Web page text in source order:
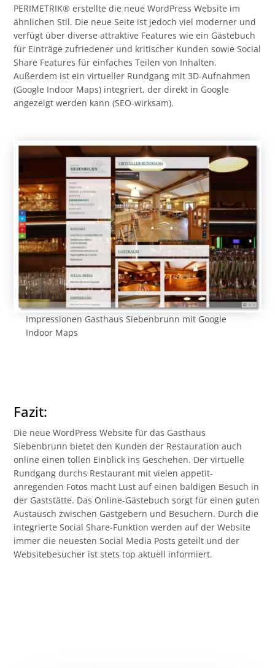
PERIMETRIK® erstellte die neue WordPress Website im
ähnlichen Stil. Die neue Seite ist jedoch viel moderner und
verfügt über diverse attraktive Features wie ein Gästebuch
für Einträge zufriedener und kritischer Kunden sowie Social
Share Features für einfaches Teilen von Inhalten.
Außerdem ist ein virtueller Rundgang mit 3D-Aufnahmen
(Google Indoor Maps) integriert, der direkt in Google
angezeigt werden kann (SEO-wirksam).
Impressionen Gasthaus Siebenbrunn mit Google
Indoor Maps
Fazit:
Die neue WordPress Website für das Gasthaus
Siebenbrunn bietet den Kunden der Restauration auch
online einen tollen Einblick ins Geschehen. Der virtuelle
Rundgang durchs Restaurant mit vielen appetit-
anregenden Fotos macht Lust auf einen baldigen Besuch in
der Gaststätte. Das Online-Gästebuch sorgt für einen guten
Austausch zwischen Gastgebern und Besuchern. Durch die
integrierte Social Share-Funktion werden auf der Website
immer die neuesten Social Media Posts geteilt und der
Websitebesucher ist stets top aktuell informiert.